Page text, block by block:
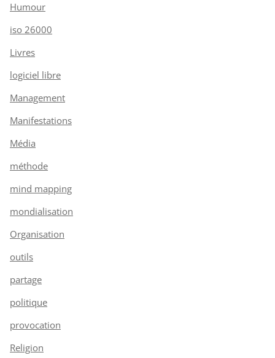
Humour
iso 26000
Livres
logiciel libre
Management
Manifestations
Média
méthode
mind mapping
mondialisation
Organisation
outils
partage
politique
provocation
Religion